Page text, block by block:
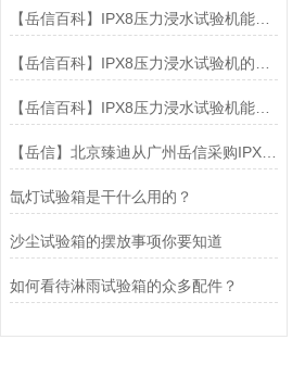
【岳信百科】IPX8压力浸水试验机能放多少样品？
【岳信百科】IPX8压力浸水试验机能否达到1000米的水深？
【岳信】北京臻迪从广州岳信采购IPX8压力浸水试验机两台
氙灯试验箱是干什么用的？
沙尘试验箱的摆放事项你要知道
如何看待淋雨试验箱的众多配件？